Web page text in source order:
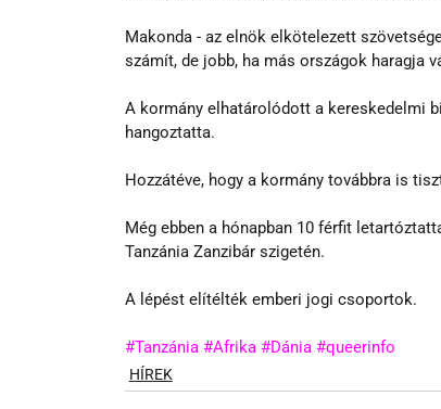
Makonda - az elnök elkötelezett
számít, de jobb, ha más országok haragja
A kormány elhatárolódott a kereskedelmi
hangoztatta.
Hozzátéve, hogy a kormány továbbra is
Még ebben a hónapban 10 férfit
Tanzánia Zanzibár szigetén.
A lépést elítélték emberi jogi csoportok.
#Tanzánia #Afrika #Dánia #queerinfo
HÍREK